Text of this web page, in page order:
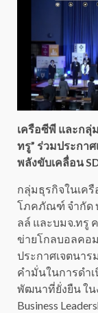
เครือซีพี และกลุ่
ทรู” ร่วมประกา
พลังขับเคลื่อน
กลุ่มธุรกิจในเค
โภคภัณฑ์ จำกัด
ลล์ และบมจ.ทรู
ข่ายโกลบอลคอ
ประกาศเจตนา
คำมั่นในการดำ
พัฒนาที่ยั่งยืน ใน
Business